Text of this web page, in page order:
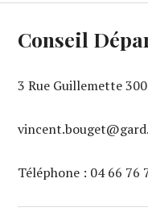
Conseil
3 Rue Guillemette
Téléphone : 04 66 76